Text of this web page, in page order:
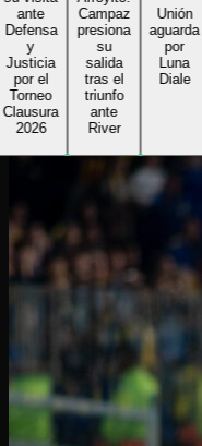
el
Campaz
presiona
salida
tras el
triunfo
ante
River
Unión
aguarda
Luna
Diale